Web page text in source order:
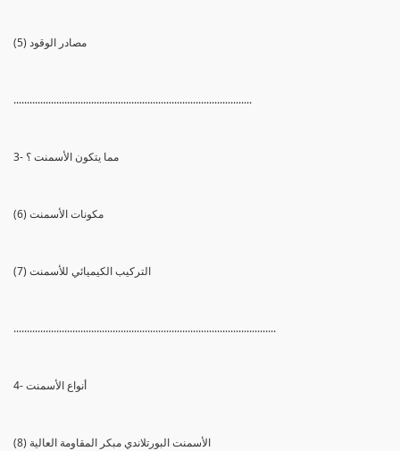
(5) مصادر الوقود
.........................................................................................
3- مما يتكون الأسمنت ؟
(6) مكونات الأسمنت
(7) التركيب الكيميائي للأسمنت
..................................................................................................
4- أنواع الأسمنت
(8) الأسمنت البورتلاندي مبكر المقاومة العالية